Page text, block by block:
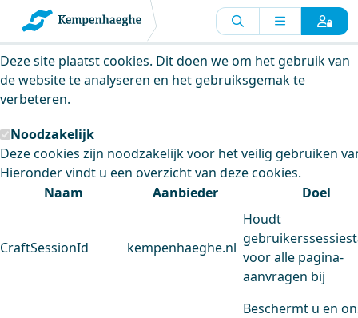
Kempenhaeghe maakt gebruik van
cookies
Deze site plaatst cookies. Dit doen we om het gebruik van
de website te analyseren en het gebruiksgemak te
verbeteren.
Noodzakelijk
Deze cookies zijn noodzakelijk voor het veilig gebruiken
Hieronder vindt u een overzicht van deze cookies.
Naam
Aanbieder Doel
CraftSessionId kempenhaeghe.nl
Houdt
voor alle pagina-
aanvragen bij
Beschermt u en